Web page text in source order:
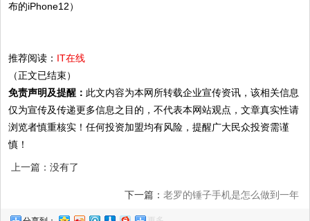
布的iPhone12）
推荐阅读： IT在线
（正文已结束）
免责声明及提醒： 此文内容为本网所转载企业宣传资讯，该相关信息
仅为宣传及传递更多信息之目的，不代表本网站观点，文章真实性请
浏览者慎重核实！任何投资加盟均有风险，提醒广大民众投资需谨
慎！
上一篇：没有了
下一篇： 老罗的锤子手机是怎么做到一年